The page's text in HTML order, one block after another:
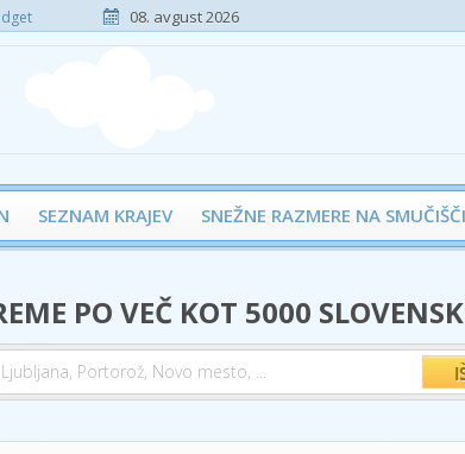
08. avgust 2026
SEZNAM KRAJEV SNEŽNE RAZMERE NA
PO VEČ KOT 5000